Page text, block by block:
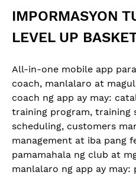
IMPORMASYON
LEVEL UP
All-in-one mobile app
coach, manlalaro at
coach ng app ay may:
training program, training
scheduling, customers
management at iba pang
pamamahala ng club at
manlalaro ng app ay